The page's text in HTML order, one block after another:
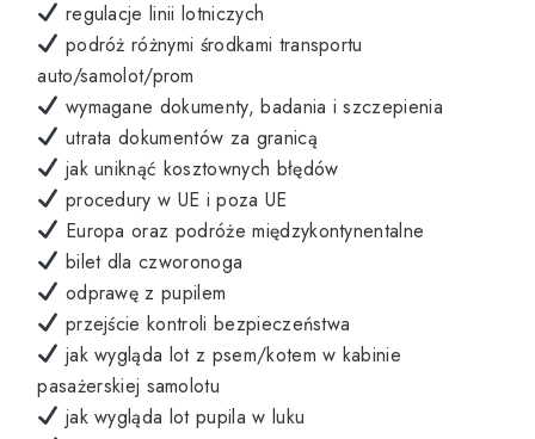
regulacje linii lotniczych
podróż różnymi środkami transportu
auto/samolot/prom
wymagane dokumenty, badania i szczepienia
utrata dokumentów za granicą
jak uniknąć kosztownych błędów
procedury w UE i poza UE
Europa oraz podróże międzykontynentalne
bilet dla czworonoga
odprawę z pupilem
przejście kontroli bezpieczeństwa
jak wygląda lot z psem/kotem w kabinie
pasażerskiej samolotu
jak wygląda lot pupila w luku